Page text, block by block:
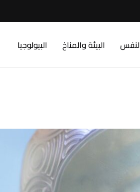
البيئة والمناخ البيولوجيا